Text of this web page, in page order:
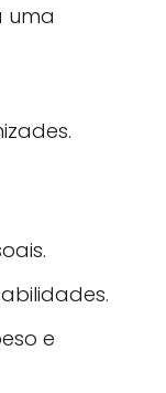
uma
e